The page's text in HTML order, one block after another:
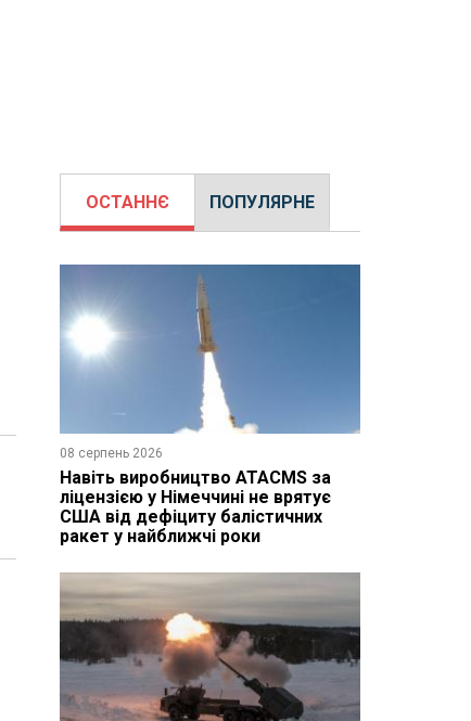
ОСТАННЄ ПОПУЛЯРНЕ
08 серпень 2026
Навіть виробництво ATACMS за
ліцензією у Німеччині не врятує
США від дефіциту балістичних
ракет у найближчі роки